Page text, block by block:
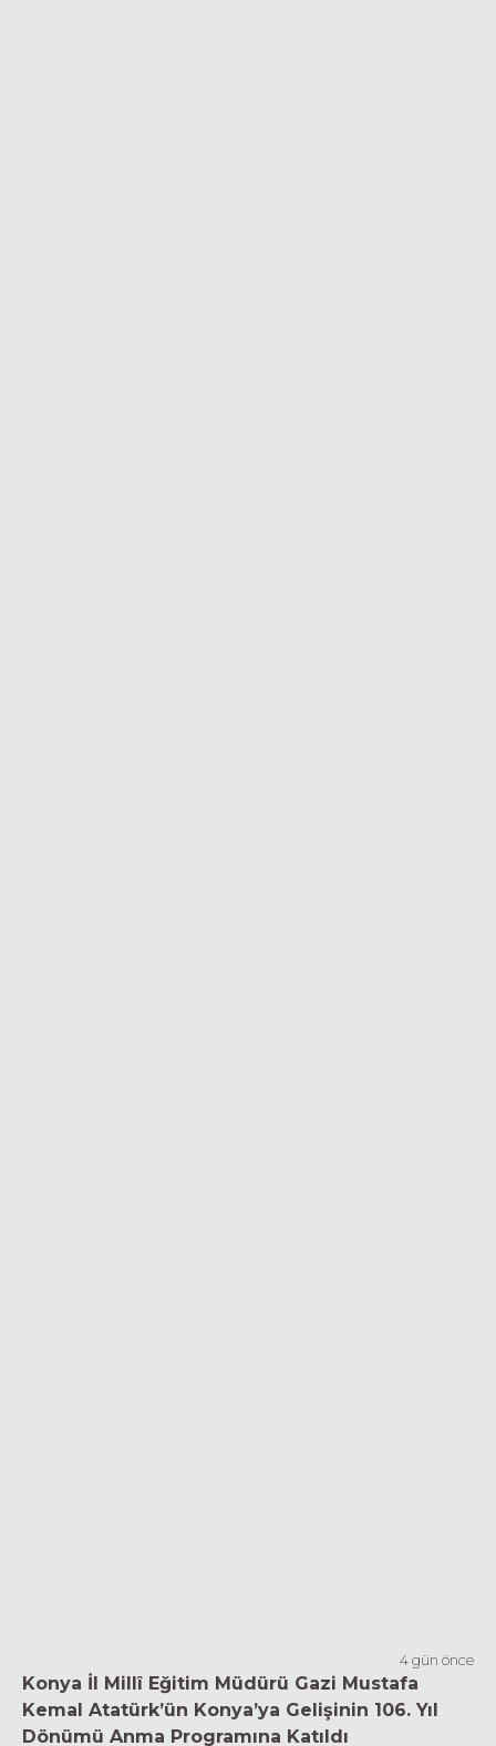
4 gün önce
Konya İl Millî Eğitim Müdürü Gazi Mustafa
Kemal Atatürk’ün Konya’ya Gelişinin 106. Yıl
Dönümü Anma Programına Katıldı